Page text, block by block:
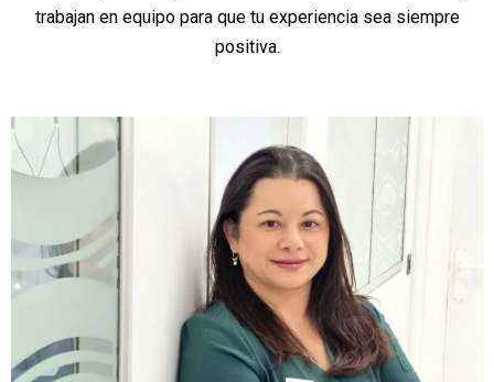
trabajan en equipo para que tu experiencia sea siempre
positiva.